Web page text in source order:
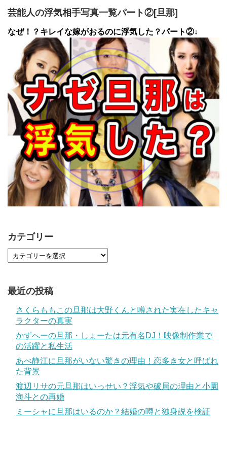
芸能人の浮気相手写真一覧パート②[旦那]
なぜ！？キレイな嫁がおるのに浮気した？パート②↓
カテゴリー
最近の投稿
さくらももこの旦那は大野くんと噂された実在したキャ
ラクターの真実
かずへーの旦那・しょーたは元有名DJ！映像制作業で
の活躍と私生活
あべ静江に旦那がいない驚きの理由！恋多き女と呼ばれ
た背景
渡辺リサの元旦那はいっせい？浮気や破局の理由と小園
海斗との再婚
ミーシャに旦那はいるのか？結婚の噂と独身説を検証